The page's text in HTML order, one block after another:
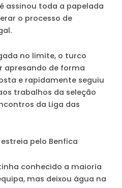
assinou toda a papelada
o processo de
no limite, o turco
apresando de forma
e rapidamente seguiu
trabalhos da seleção
da Liga das
pelo Benfica
conhecido a maioria
mas deixou água na